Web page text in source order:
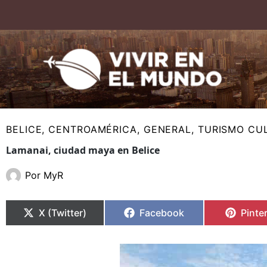
contenido
BELICE, CENTROAMÉRICA, GENERAL, TURISMO
Lamanai, ciudad maya en Belice
Por MyR
en
X (Twitter)
en
Facebook
en
en
en
en